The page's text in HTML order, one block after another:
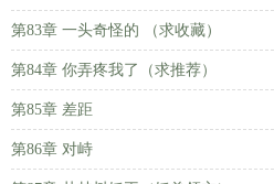
第83章 一头奇怪的 （求收藏）
第84章 你弄疼我了（求推荐）
第85章 差距
第86章 对峙